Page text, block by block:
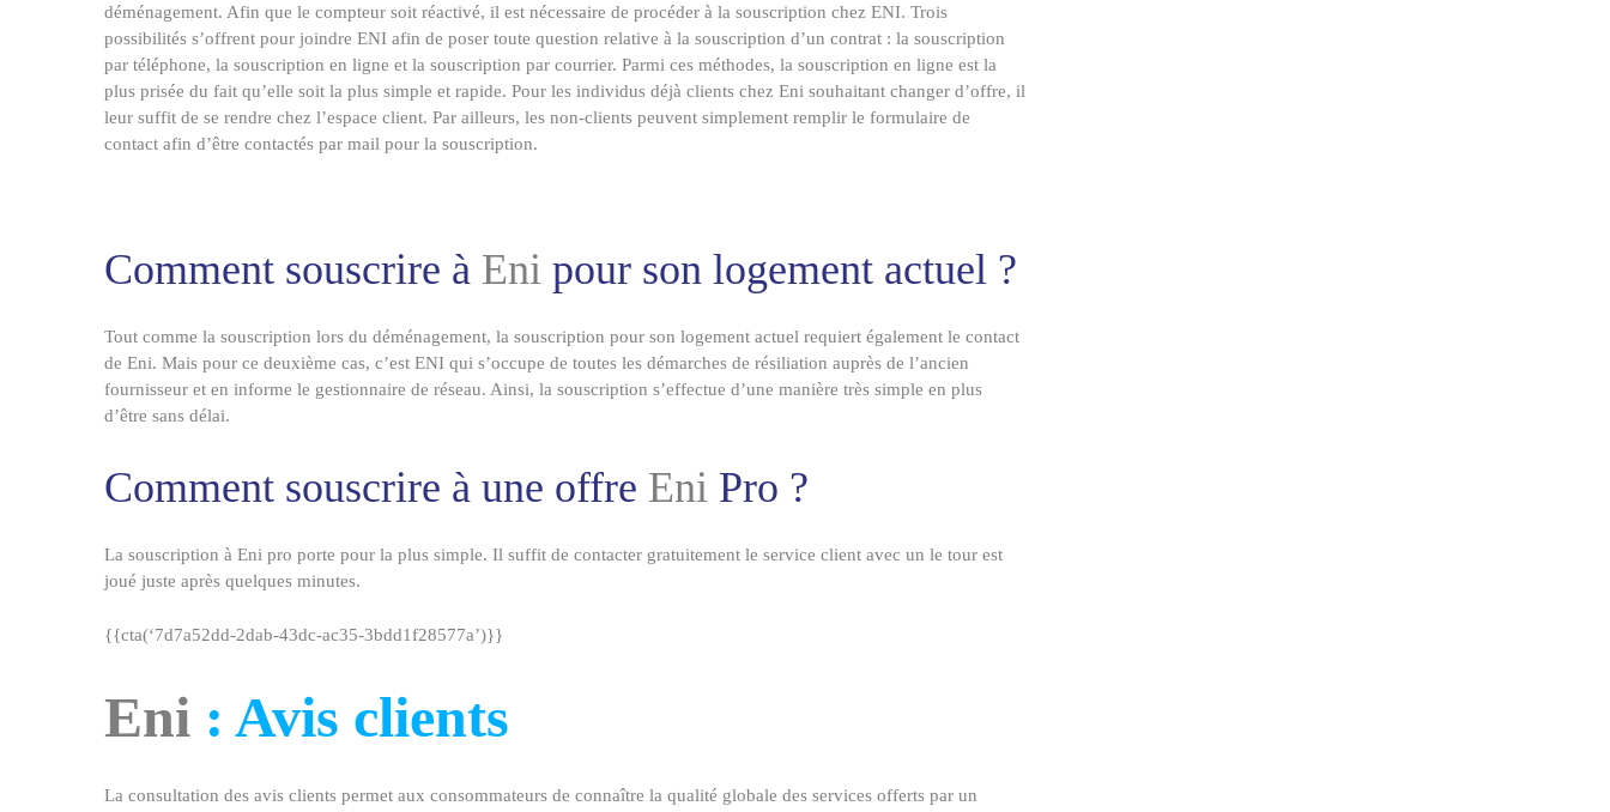
déménagement. Afin que le compteur soit réactivé, il est nécessaire de procéder à la souscription chez ENI. Trois
possibilités s’offrent pour joindre ENI afin de poser toute question relative à la souscription d’un contrat : la souscription
par téléphone, la souscription en ligne et la souscription par courrier. Parmi ces méthodes, la souscription en ligne est la
plus prisée du fait qu’elle soit la plus simple et rapide. Pour les individus déjà clients chez Eni souhaitant changer d’offre, il
leur suffit de se rendre chez l’espace client. Par ailleurs, les non-clients peuvent simplement remplir le formulaire de
contact afin d’être contactés par mail pour la souscription.
Comment souscrire à Eni pour son logement actuel ?
Tout comme la souscription lors du déménagement, la souscription pour son logement actuel requiert également le contact
de Eni. Mais pour ce deuxième cas, c’est ENI qui s’occupe de toutes les démarches de résiliation auprès de l’ancien
fournisseur et en informe le gestionnaire de réseau. Ainsi, la souscription s’effectue d’une manière très simple en plus
d’être sans délai.
Comment souscrire à une offre Eni Pro ?
La souscription à Eni pro porte pour la plus simple. Il suffit de contacter gratuitement le service client avec un le tour est
joué juste après quelques minutes.
{{cta(‘7d7a52dd-2dab-43dc-ac35-3bdd1f28577a’)}}
Eni : Avis clients
La consultation des avis clients permet aux consommateurs de connaître la qualité globale des services offerts par un